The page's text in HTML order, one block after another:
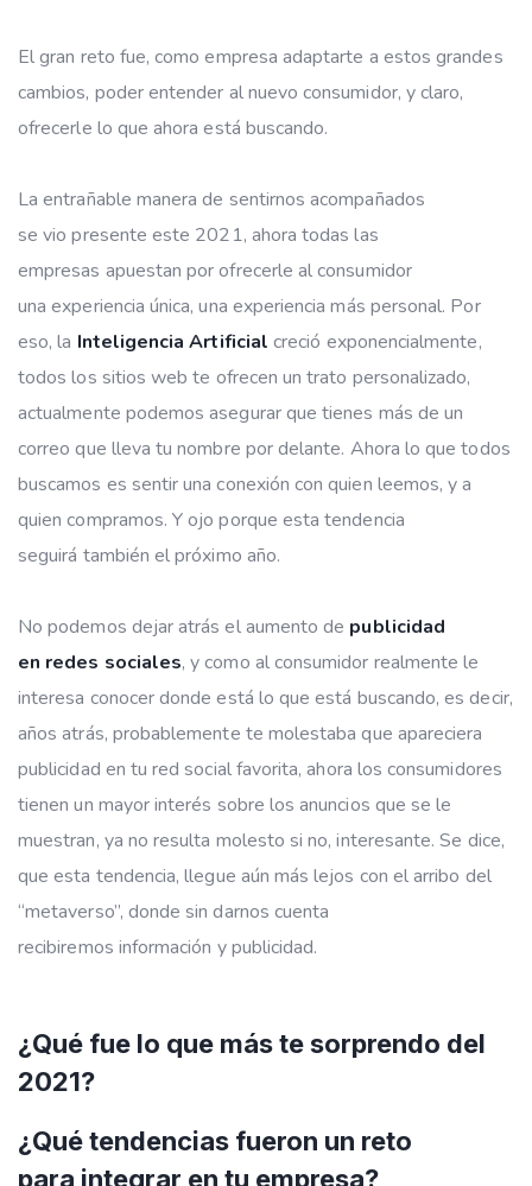
El gran reto fue, como empresa adaptarte a estos grandes
cambios, poder entender al nuevo consumidor, y claro,
ofrecerle lo que ahora está buscando.
La entrañable manera de sentirnos acompañados
se vio presente este 2021, ahora todas las
empresas apuestan por ofrecerle al consumidor
una experiencia única, una experiencia más personal. Por
eso, la Inteligencia Artificial creció exponencialmente,
todos los sitios web te ofrecen un trato personalizado,
actualmente podemos asegurar que tienes más de un
correo que lleva tu nombre por delante. Ahora lo que todos
buscamos es sentir una conexión con quien leemos, y a
quien compramos. Y ojo porque esta tendencia
seguirá también el próximo año.
No podemos dejar atrás el aumento de publicidad
en redes sociales, y como al consumidor realmente le
interesa conocer donde está lo que está buscando, es decir,
años atrás, probablemente te molestaba que apareciera
publicidad en tu red social favorita, ahora los consumidores
tienen un mayor interés sobre los anuncios que se le
muestran, ya no resulta molesto si no, interesante. Se dice,
que esta tendencia, llegue aún más lejos con el arribo del
“metaverso”, donde sin darnos cuenta
recibiremos información y publicidad.
¿Qué fue lo que más te sorprendo del
2021?
¿Qué tendencias fueron un reto
para integrar en tu empresa?